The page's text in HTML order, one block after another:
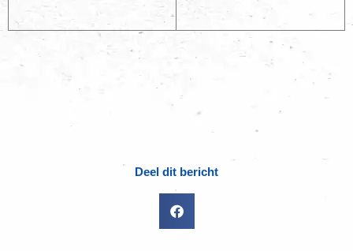
Deel dit bericht